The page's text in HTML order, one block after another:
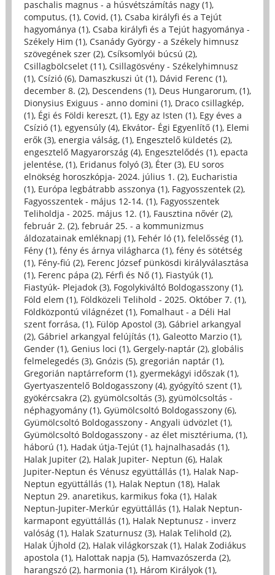
paschalis magnus - a húsvétszámítás nagy (1),
computus, (1), Covid, (1), Csaba királyfi és a Tejút
hagyománya (1), Csaba királyfi és a Tejút hagyománya -
Székely Him (1), Csanády György - a Székely himnusz
szövegének szer (2), Csíksomlyói búcsú (2),
Csillagbölcselet (11), Csillagösvény - Székelyhimnusz
(1), Csízió (6), Damaszkuszi út (1), Dávid Ferenc (1),
december 8. (2), Descendens (1), Deus Hungarorum, (1),
Dionysius Exiguus - anno domini (1), Draco csillagkép,
(1), Égi és Földi kereszt, (1), Egy az Isten (1), Egy éves a
Csízió (1), egyensúly (4), Ekvátor- Égi Egyenlítő (1), Elemi
erők (3), energia válság, (1), Engesztelő küldetés (2),
engesztelő Magyarország (4), Engesztelődés (1), epacta
jelentése, (1), Eridanus folyó (3), Éter (3), EU soros
elnökség horoszkópja- 2024. július 1. (2), Eucharistia
(1), Európa legbátrabb asszonya (1), Fagyosszentek (2),
Fagyosszentek - május 12-14. (1), Fagyosszentek
Teliholdja - 2025. május 12. (1), Fausztina nővér (2),
február 2. (2), február 25. - a kommunizmus
áldozatainak emléknapj (1), Fehér ló (1), felelősség (1),
Fény (1), fény és árnya világharca (1), fény és sötétség
(1), Fény-fiú (2), Ferenc József pünkösdi királyválasztása
(1), Ferenc pápa (2), Férfi és Nő (1), Fiastyúk (1),
Fiastyúk- Plejadok (3), Fogolykiváltó Boldogasszony (1),
Föld elem (1), Földközeli Telihold - 2025. Október 7. (1),
Földközpontú világnézet (1), Fomalhaut - a Déli Hal
szent forrása, (1), Fülöp Apostol (3), Gábriel arkangyal
(2), Gábriel arkangyal felújítás (1), Galeotto Marzio (1),
Gender (1), Genius loci (1), Gergely-naptár (2), globális
felmelegedés (3), Gnózis (5), gregorián naptár (1),
Gregorián naptárreform (1), gyermekágyi időszak (1),
Gyertyaszentelő Boldogasszony (4), gyógyító szent (1),
gyökércsakra (2), gyümölcsoltás (3), gyümölcsoltás -
néphagyomány (1), Gyümölcsoltó Boldogasszony (6),
Gyümölcsoltó Boldogasszony - Angyali üdvözlet (1),
Gyümölcsoltó Boldogasszony - az élet misztériuma, (1),
háború (1), Hadak útja-Tejút (1), hajnalhasadás (1),
Halak Jupiter (2), Halak Jupiter- Neptun (6), Halak
Jupiter-Neptun és Vénusz együttállás (1), Halak Nap-
Neptun együttállás (1), Halak Neptun (18), Halak
Neptun 29. anaretikus, karmikus foka (1), Halak
Neptun-Jupiter-Merkúr együttállás (1), Halak Neptun-
karmapont együttállás (1), Halak Neptunusz - inverz
valóság (1), Halak Szaturnusz (3), Halak Telihold (2),
Halak Újhold (2), Halak világkorszak (1), Halak Zodiákus
apostola (1), Halottak napja (5), Hamvazószerda (2),
harangszó (2), harmonia (1), Három Királyok (1),